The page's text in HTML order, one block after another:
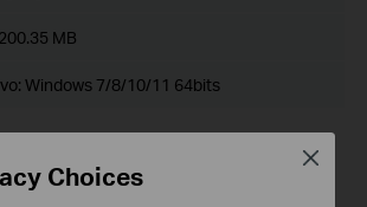
200.35 MB
Windows 7/8/10/11 64bits
devices for compliance with STQC/BIS
Choices
Close